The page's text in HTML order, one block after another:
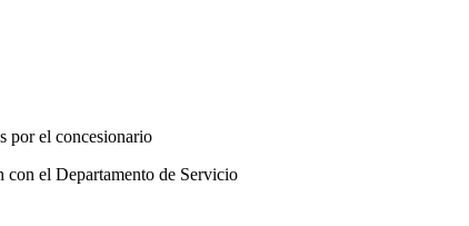
por el concesionario
con el Departamento de Servicio